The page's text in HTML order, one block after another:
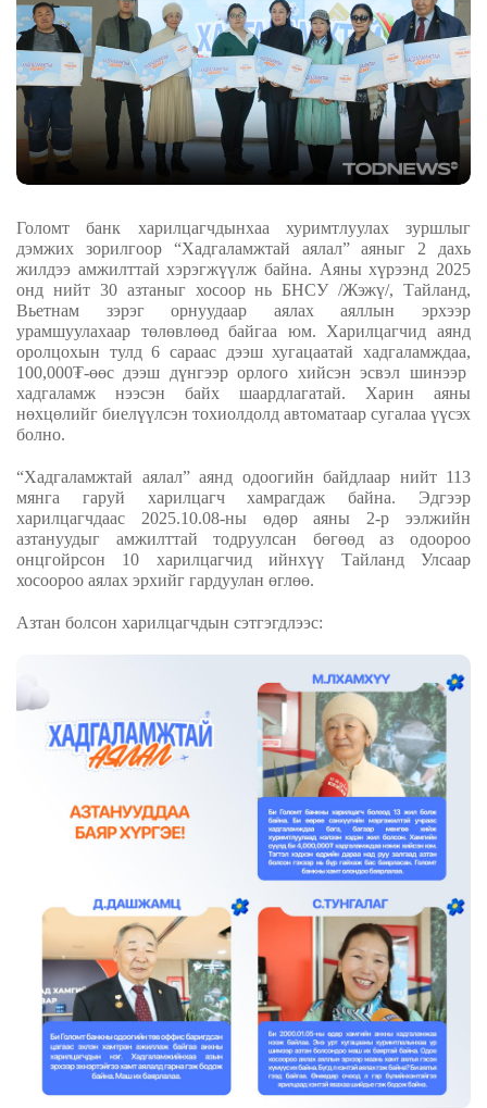
Голомт банк харилцагчдынхаа хуримтлуулах зуршлыг
дэмжих зорилгоор
“Хадгаламжтай аялал” аяныг 2 дахь
жилдээ амжилттай хэрэгжүүлж байна. Аяны хүрээнд 2025
онд нийт 30 азтаныг хосоор нь БНСУ /Жэжү/, Тайланд,
Вьетнам зэрэг орнуудаар аялах аяллын эрхээр
урамшуулахаар төлөвлөөд байгаа юм. Харилцагчид аянд
оролцохын тулд6 сараас дээш хугацаатай хадгаламждаа,
100,000₮-өөс дээш дүнгээр орлого хийсэн эсвэл шинээр
хадгаламж нээсэн байх шаардлагатай. Харин аяны
нөхцөлийг биелүүлсэн тохиолдолд автоматаар сугалаа үүсэх
болно.
“Хадгаламжтай аялал” аянд одоогийн байдлаар нийт 113
мянга гаруй харилцагч хамрагдаж байна. Эдгээр
харилцагчдаас 2025.10.08-ны өдөр аяны 2-р ээлжийн
азтануудыг амжилттай тодруулсан бөгөөд аз одоороо
онцгойрсон 10 харилцагчид ийнхүү Тайланд Улсаар
хосоороо аялах эрхийг гардуулан өглөө.
Азтан болсон харилцагчдын сэтгэгдлээс: